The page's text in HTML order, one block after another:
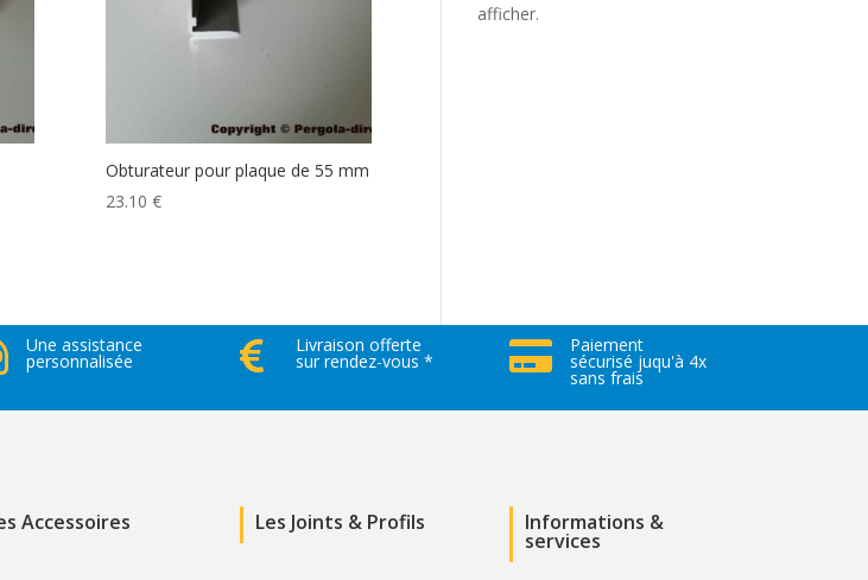
Obturateur pour plaque de 55 mm
23.10 €
afficher.
Une assistance
personnalisée  Livraison offerte
sur rendez-vous *  Paiement
sécurisé juqu'à 4x
sans frais
Accessoires Les Joints & Profils Informations &
services